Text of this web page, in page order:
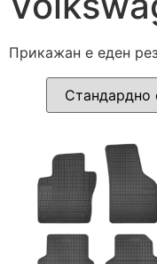
Прикажан е еден